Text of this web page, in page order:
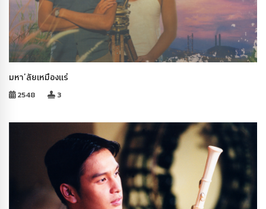
มหา’ลัยเหมืองแร่
2548 3